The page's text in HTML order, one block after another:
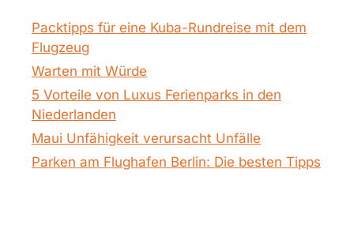
Packtipps für eine Kuba-Rundreise mit dem
Flugzeug
Warten mit Würde
5 Vorteile von Luxus Ferienparks in den
Niederlanden
Maui Unfähigkeit verursacht Unfälle
Parken am Flughafen Berlin: Die besten Tipps